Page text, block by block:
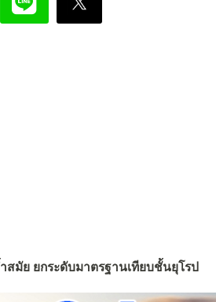
สมัย ยกระดับมาตรฐานเทียบชั้นยุโรป